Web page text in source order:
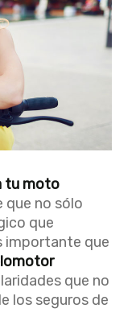
tu moto
que no sólo
que
importante que
que no
los seguros de